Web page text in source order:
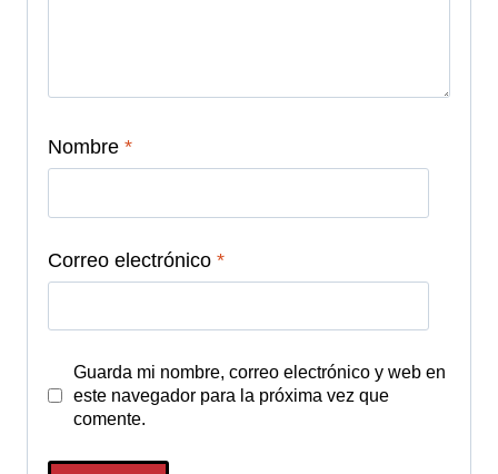
Nombre *
Correo electrónico *
Guarda mi nombre, correo electrónico y web en
este navegador para la próxima vez que
comente.